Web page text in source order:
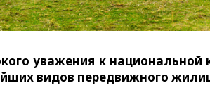
уважения к национальной
видов передвижного